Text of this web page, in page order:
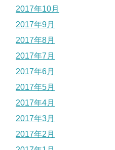
2017年10月
2017年9月
2017年8月
2017年7月
2017年6月
2017年5月
2017年4月
2017年3月
2017年2月